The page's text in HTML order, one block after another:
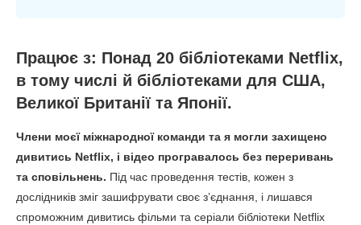
Працює з: Понад 20 бібліотеками Netflix,
в тому числі й бібліотеками для США,
Великої Британії та Японії.
Члени моєї міжнародної команди та я могли захищено
дивитись Netflix, і відео програвалось без переривань
та сповільнень. Під час проведення тестів, кожен з
дослідників зміг зашифрувати своє з’єднання, і лишався
спроможним дивитись фільми та серіали бібліотеки Netflix